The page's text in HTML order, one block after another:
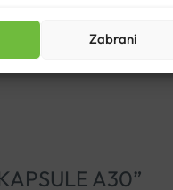
Zabrani
A30”